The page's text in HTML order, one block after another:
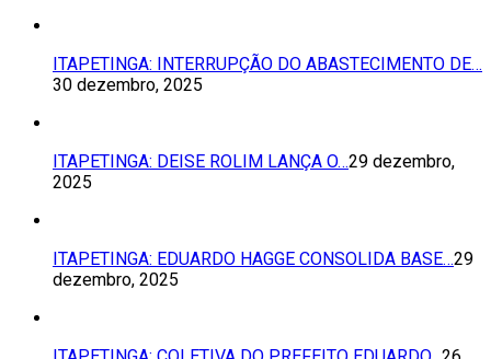
ITAPETINGA: INTERRUPÇÃO DO ABASTECIMENTO DE…
30 dezembro, 2025
ITAPETINGA: DEISE ROLIM LANÇA O…29 dezembro,
2025
ITAPETINGA: EDUARDO HAGGE CONSOLIDA BASE…29
dezembro, 2025